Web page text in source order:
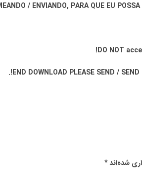
/ ENVIANDO, PARA QUE EU
DO NOT
END DOWNLOAD PLEASE SEND /
شده‌اند*